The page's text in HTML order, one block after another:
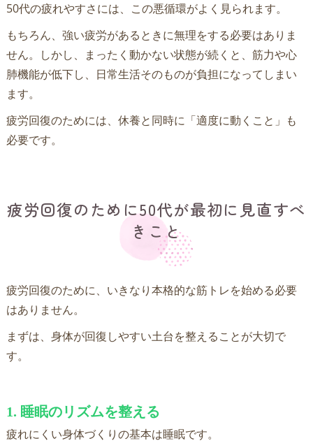
50代の疲れやすさには、この悪循環がよく見られます。
もちろん、強い疲労があるときに無理をする必要はありま
せん。しかし、まったく動かない状態が続くと、筋力や心
肺機能が低下し、日常生活そのものが負担になってしまい
ます。
疲労回復のためには、休養と同時に「適度に動くこと」も
必要です。
疲労回復のために50代が最初に見直すべ
きこと
疲労回復のために、いきなり本格的な筋トレを始める必要
はありません。
まずは、身体が回復しやすい土台を整えることが大切で
す。
1. 睡眠のリズムを整える
疲れにくい身体づくりの基本は睡眠です。